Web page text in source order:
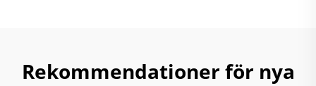
Rekommendationer för nya